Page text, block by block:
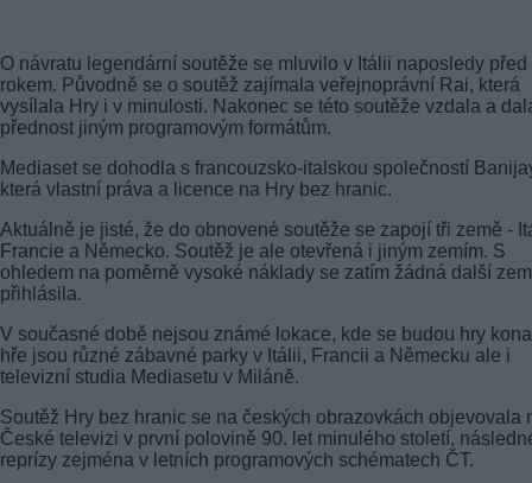
O návratu legendární soutěže se mluvilo v Itálii naposledy před
rokem. Původně se o soutěž zajímala veřejnoprávní Rai, která
vysílala Hry i v minulosti. Nakonec se této soutěže vzdala a
přednost jiným programovým formátům.
Mediaset se dohodla s francouzsko-italskou společností
která vlastní práva a licence na Hry bez hranic.
Aktuálně je jisté, že do obnovené soutěže se zapojí tři země -
Francie a Německo. Soutěž je ale otevřená i jiným zemím. S
ohledem na poměrně vysoké náklady se zatím žádná další
přihlásila.
V současné době nejsou známé lokace, kde se budou hry
hře jsou různé zábavné parky v Itálii, Francii a Německu ale i
televizní studia Mediasetu v Miláně.
Soutěž Hry bez hranic se na českých obrazovkách objevovala
České televizi v první polovině 90. let minulého století,
reprízy zejména v letních programových schématech ČT.